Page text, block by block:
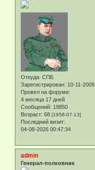
Откуда: СПБ
Зарегистрирован: 10-11-2009
Провел на форуме:
4 месяца 17 дней
Сообщений: 19850
Возраст: 68 [1958-07-13]
Последний визит:
04-08-2026 00:47:34
admin
Генерал-полковник